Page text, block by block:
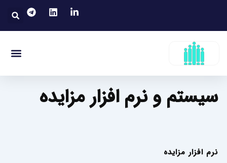
محتوا
منو
سیستم و نرم افزار مزایده
نرم افزار مزایده